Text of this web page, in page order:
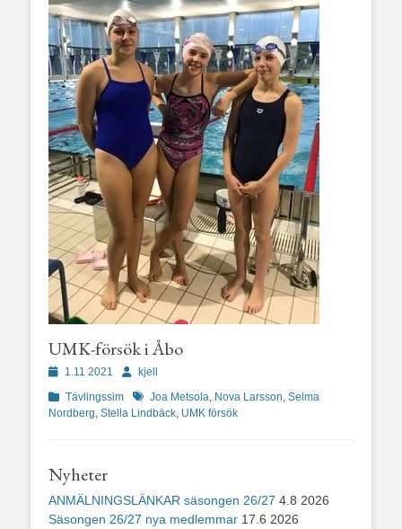
UMK-försök i Åbo
Publicerad
1.11 2021 Författare
kjell
Kategorier
Tävlingssim EtiketterJoa Metsola Nova Larsson Selma
Nordberg Stella Lindbäck UMK försök
Nyheter
ANMÄLNINGSLÄNKAR säsongen 26/27 4.8 2026
Säsongen 26/27 nya medlemmar 17.6 2026